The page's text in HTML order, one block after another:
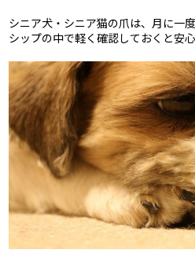
シニア犬・シニア猫の爪は、月に一
シップの中で軽く確認しておくと安心